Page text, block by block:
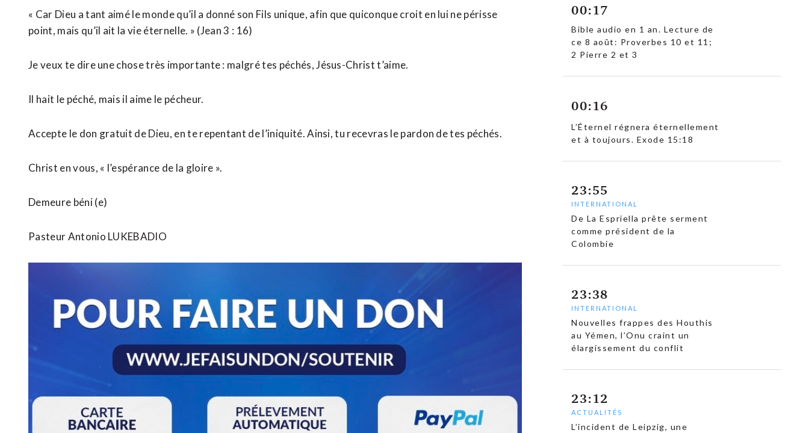
« Car Dieu a tant aimé le monde qu’il a donné son Fils unique, afin que quiconque croit en lui ne périsse
point, mais qu’il ait la vie éternelle. » (Jean 3 : 16)
Je veux te dire une chose très importante : malgré tes péchés, Jésus-Christ t’aime.
Il hait le péché, mais il aime le pécheur.
Accepte le don gratuit de Dieu, en te repentant de l’iniquité. Ainsi, tu recevras le pardon de tes péchés.
Christ en vous, « l’espérance de la gloire ».
Demeure béni (e)
Pasteur Antonio LUKEBADIO
00:17
Bible audio en 1 an. Lecture de
ce 8 août: Proverbes 10 et 11;
2 Pierre 2 et 3
00:16
L’Éternel régnera éternellement
et à toujours. Exode 15:18
23:55
INTERNATIONAL
De La Espriella prête serment
comme président de la
Colombie
23:38
INTERNATIONAL
Nouvelles frappes des Houthis
au Yémen, l’Onu craint un
élargissement du conflit
23:12
ACTUALITÉS
L’incident de Leipzig, une